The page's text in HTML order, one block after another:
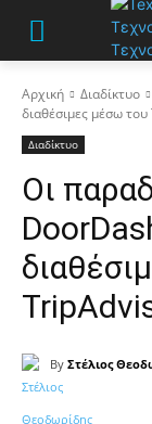
Αρχική Διαδίκτυο
διαθέσιμες μέσω
Διαδίκτυο
Οι
By Στέλιος